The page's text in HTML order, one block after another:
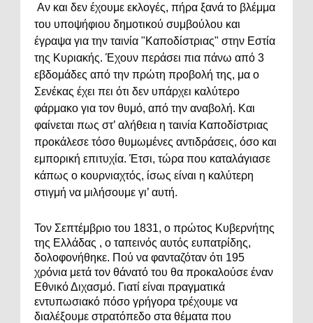
Αν και δεν έχουμε εκλογές, πήρα ξανά το βλέμμα
του υποψήφιου δημοτικού συμβούλου και
έγραψα για την ταινία "Καποδίστριας" στην Εστία
της Κυριακής. Έχουν περάσει πια πάνω από 3
εβδομάδες από την πρώτη προβολή της, μα ο
Σενέκας έχει πει ότι δεν υπάρχει καλύτερο
φάρμακο για τον θυμό, από την αναβολή. Και
φαίνεται πως στ’ αλήθεια η ταινία Καποδίστριας
προκάλεσε τόσο θυμωμένες αντιδράσεις, όσο και
εμπορική επιτυχία. Έτσι, τώρα που καταλάγιασε
κάπως ο κουρνιαχτός, ίσως είναι η καλύτερη
στιγμή να μιλήσουμε γι’ αυτή.
Τον Σεπτέμβριο του 1831, ο πρώτος Κυβερνήτης
της Ελλάδας , ο ταπεινός αυτός ευπατρίδης,
δολοφονήθηκε. Πού να φανταζόταν ότι 195
χρόνια μετά τον θάνατό του θα προκαλούσε έναν
Εθνικό Διχασμό. Γιατί είναι πραγματικά
εντυπωσιακό πόσο γρήγορα τρέχουμε να
διαλέξουμε στρατόπεδο στα θέματα που